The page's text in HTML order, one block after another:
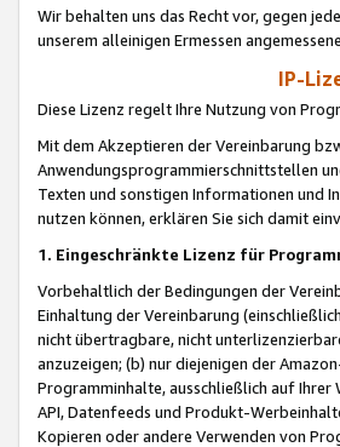
Wir behalten uns das Recht vor, gegen
unserem alleinigen Ermessen
IP-
Diese Lizenz regelt Ihre Nutzung von
Mit dem Akzeptieren der Vereinbarung
Anwendungsprogrammierschnittstellen
Texten und sonstigen Informationen und
nutzen können, erklären Sie sich damit
1. Eingeschränkte Lizenz für
Vorbehaltlich der Bedingungen der
Einhaltung der Vereinbarung
nicht übertragbare, nicht
anzuzeigen; (b) nur diejenigen der
Programminhalte, ausschließlich auf Ihrer
API, Datenfeeds und Produkt-
Kopieren oder andere Verwenden von